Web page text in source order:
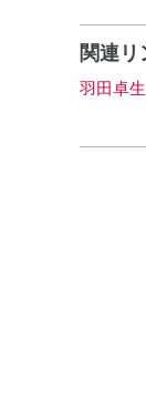
関連リ
羽田卓